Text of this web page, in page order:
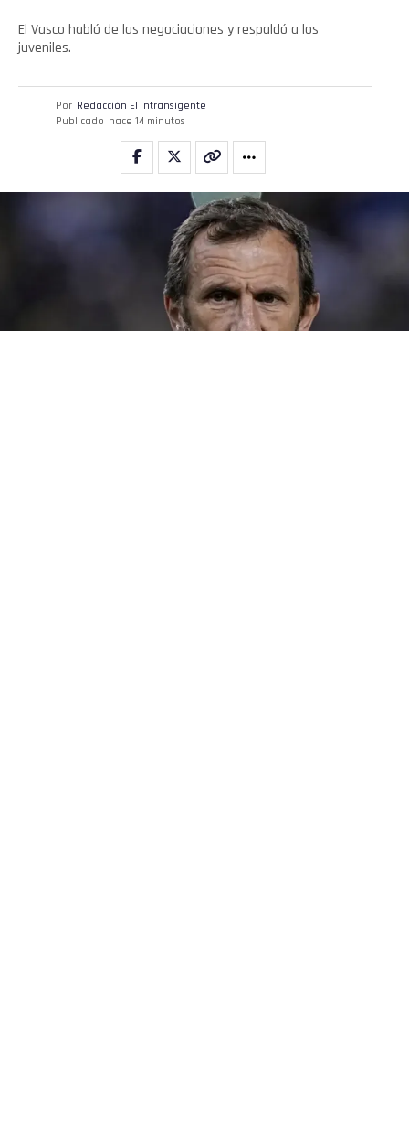
El Vasco habló de las negociaciones y respaldó a los
juveniles.
Por Redacción El intransigente
Publicado hace 14 minutos